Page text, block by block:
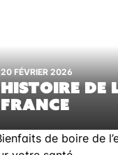
20 FÉVRIER 2026
HISTOIRE DE
FRANCE